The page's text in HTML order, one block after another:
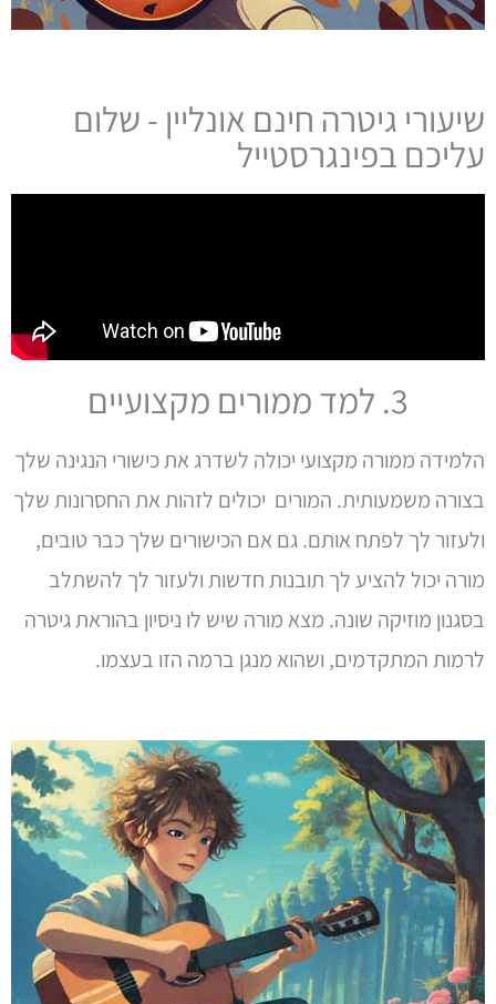
שיעורי גיטרה חינם אונליין - שלום
עליכם בפינגרסטייל
3. למד ממורים מקצועיים
הלמידה ממורה מקצועי יכולה לשדרג את כישורי הנגינה שלך
בצורה משמעותית. המורים יכולים לזהות את החסרונות שלך
ולעזור לך לפתח אותם. גם אם הכישורים שלך כבר טובים,
מורה יכול להציע לך תובנות חדשות ולעזור לך להשתלב
בסגנון מוזיקה שונה. מצא מורה שיש לו ניסיון בהוראת גיטרה
לרמות המתקדמים, ושהוא מנגן ברמה הזו בעצמו.